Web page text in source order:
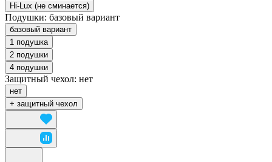
Hi-Lux (не сминается)
Подушки: базовый вариант
базовый вариант
1 подушка
2 подушки
4 подушки
Защитный чехол: нет
нет
+ защитный чехол